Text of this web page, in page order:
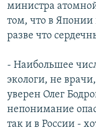
министра
том, что в Японии
разве что
- Наибольшее
экологи, не
уверен Олег
непонимание
так и в России -